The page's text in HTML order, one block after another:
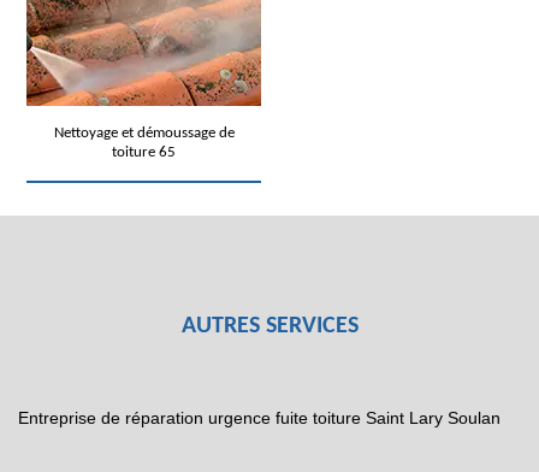
Nettoyage et démoussage de
toiture 65
AUTRES SERVICES
Entreprise de réparation urgence fuite toiture Saint Lary Soulan